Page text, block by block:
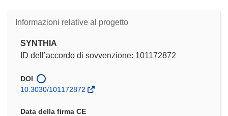
Informazioni relative al progetto
SYNTHIA
ID dell’accordo di sovvenzione: 101172872
DOI
10.3030/101172872
Data della firma CE